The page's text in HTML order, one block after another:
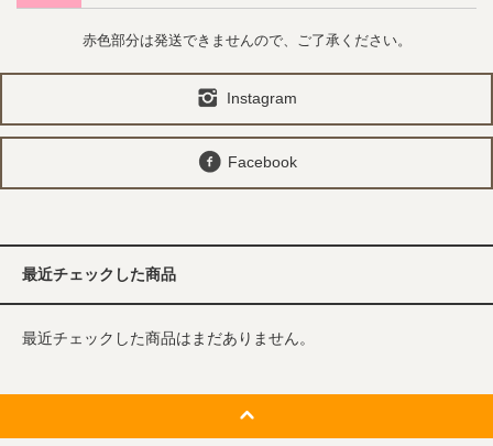
赤色部分は発送できませんので、ご了承ください。
Instagram
Facebook
最近チェックした商品
最近チェックした商品はまだありません。